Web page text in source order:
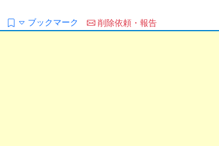
ブックマーク 削除依頼・報告